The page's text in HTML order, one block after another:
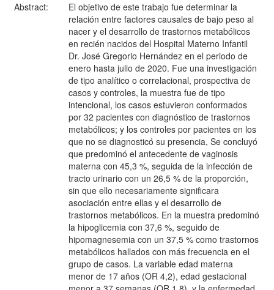
Abstract:
El objetivo de este trabajo fue determinar la
relación entre factores causales de bajo peso al
nacer y el desarrollo de trastornos metabólicos
en recién nacidos del Hospital Materno Infantil
Dr. José Gregorio Hernández en el periodo de
enero hasta julio de 2020. Fue una investigación
de tipo analítico o correlacional, prospectiva de
casos y controles, la muestra fue de tipo
intencional, los casos estuvieron conformados
por 32 pacientes con diagnóstico de trastornos
metabólicos; y los controles por pacientes en los
que no se diagnosticó su presencia, Se concluyó
que predominó el antecedente de vaginosis
materna con 45,3 %, seguida de la infección de
tracto urinario con un 26,5 % de la proporción,
sin que ello necesariamente significara
asociación entre ellas y el desarrollo de
trastornos metabólicos. En la muestra predominó
la hipoglicemia con 37,6 %, seguido de
hipomagnesemia con un 37,5 % como trastornos
metabólicos hallados con más frecuencia en el
grupo de casos. La variable edad materna
menor de 17 años (OR 4,2), edad gestacional